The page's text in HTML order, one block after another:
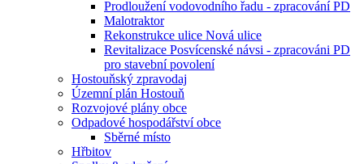
Prodloužení vodovodního řadu - zpracování PD
Malotraktor
Rekonstrukce ulice Nová ulice
Revitalizace Posvícenské návsi - zpracováni PD
pro stavební povolení
Hostouňský zpravodaj
Územní plán Hostouň
Rozvojové plány obce
Odpadové hospodářství obce
Sběrné místo
Hřbitov